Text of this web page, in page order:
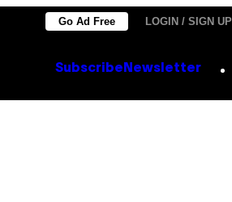
Go Ad Free LOGIN / SIGN UP
Subscribe Newsletter